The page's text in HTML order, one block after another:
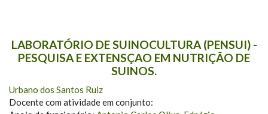
LABORATÓRIO DE SUINOCULTURA (PENSUI) -
PESQUISA E EXTENSÇAO EM NUTRIÇÃO DE
SUINOS.
Urbano dos Santos Ruiz
Docente com atividade em conjunto: